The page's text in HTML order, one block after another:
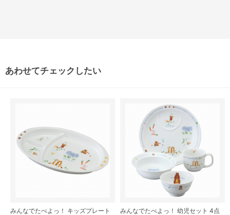
あわせてチェックしたい
みんなでたべよっ！ キッズプレート
みんなでたべよっ！ 幼児セット 4点